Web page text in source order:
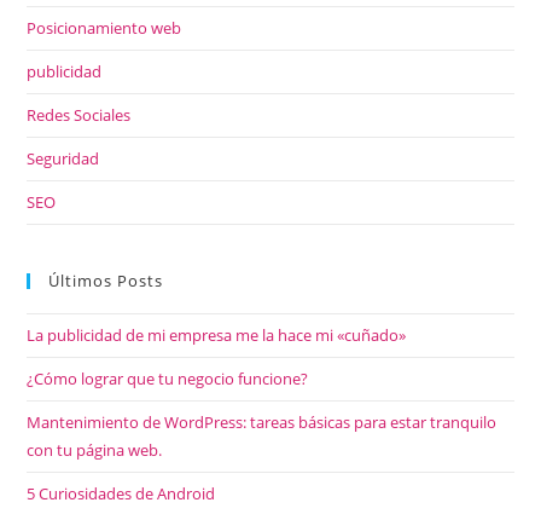
Posicionamiento web
publicidad
Redes Sociales
Seguridad
SEO
Últimos Posts
La publicidad de mi empresa me la hace mi «cuñado»
¿Cómo lograr que tu negocio funcione?
Mantenimiento de WordPress: tareas básicas para estar tranquilo
con tu página web.
5 Curiosidades de Android